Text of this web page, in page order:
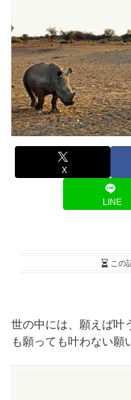
X
LINE
この
世の中には、願えば叶
も願っても叶わない願